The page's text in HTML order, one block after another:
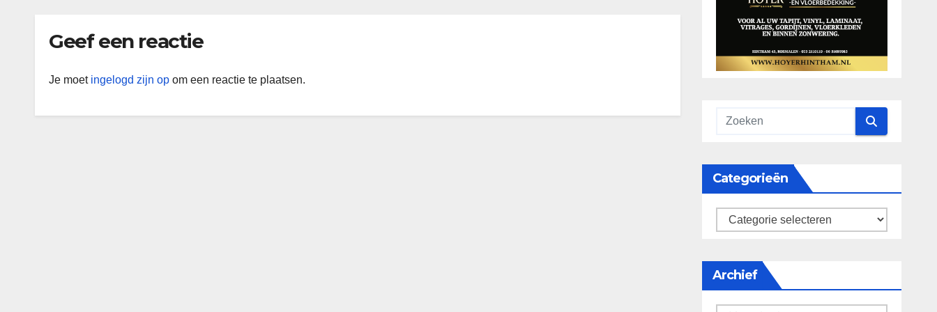
Geef een reactie
Je moet ingelogd zijn op om een reactie te plaatsen.
Categorieën
categorieën
Archief